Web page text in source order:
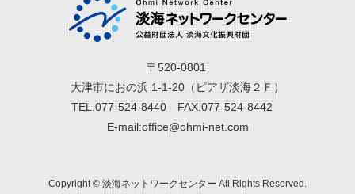
〒520-0801
大津市におの浜 1-1-20（ピアザ淡海２Ｆ）
TEL.077-524-8440 FAX.077-524-8442
E-mail:office@ohmi-net.com
Copyright © 淡海ネットワークセンター All Rights Reserved.